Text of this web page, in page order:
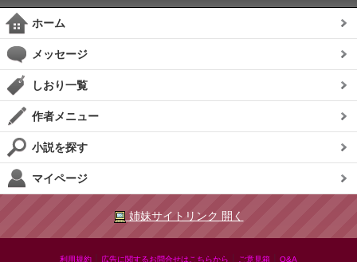
ホーム
メッセージ
しおり一覧
作者メニュー
小説を探す
マイページ
姉妹サイトリンク 開く
利用規約 広告に関するお問合せはこちらから ご意見箱 Q&A